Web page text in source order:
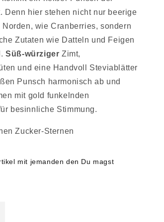
Denn hier stehen nicht nur beerige
Norden, wie Cranberries, sondern
Zutaten wie Datteln und Feigen
Süß-würziger Zimt,
und eine Handvoll Steviablätter
Punsch harmonisch ab und
mit gold funkelnden
besinnliche Stimmung.
Zucker-Sternen
mit jemanden den Du magst